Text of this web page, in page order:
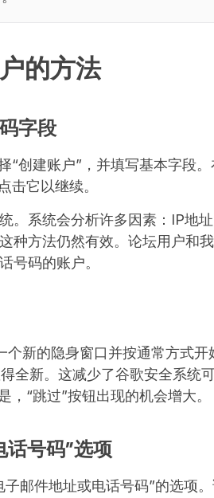
的方法
字段
择“创建账户”，并填写基本字段
击它以继续。
。系统会分析许多因素：IP地
种方法仍然有效。论坛用户和
码的账户。
新的隐身窗口并按通常方式
全新。这减少了谷歌安全系统
“跳过”按钮出现的机会增大。
话号码”选项
邮件地址或电话号码”的选项